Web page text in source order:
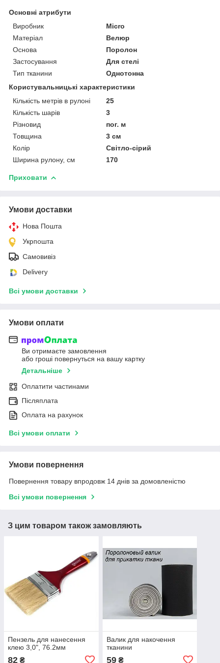
Основні атрибути
Виробник
Micro
Матеріал
Велюр
Основа
Поролон
Застосування
Для стелі
Тип тканини
Однотонна
Користувальницькі характеристики
Кількість метрів в рулоні
25
Кількість шарів
3
Різновид
пог. м
Товщина
3 см
Колір
Світло-сірий
Ширина рулону, см
170
Приховати
Умови доставки
Нова Пошта
Укрпошта
Самовивіз
Delivery
Всі умови доставки
Умови оплати
Ви отримаєте замовлення
або гроші повернуться на вашу картку
Детальніше
Оплатити частинами
Післяплата
Оплата на рахунок
Всі умови оплати
Умови повернення
Повернення товару впродовж 14 днів за домовленістю
Всі умови повернення
З цим товаром також замовляють
Пензель для нанесення
клею 3,0", 76.2мм
82 ₴
Валик для накочення
тканини
59₴